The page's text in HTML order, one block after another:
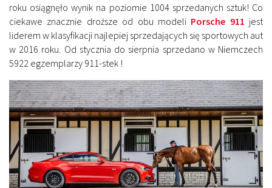
roku osiągnęło wynik na poziomie 1004 sprzedanych sztuk! Co
ciekawe znacznie droższe od obu modeli Porsche 911 jest
liderem w klasyfikacji najlepiej sprzedających się sportowych aut
w 2016 roku. Od stycznia do sierpnia sprzedano w Niemczech
5922 egzemplarzy 911-stek !